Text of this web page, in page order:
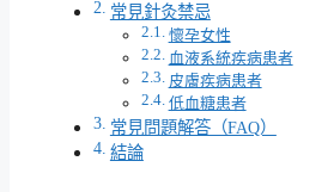
常見針灸禁忌
懷孕女性
血液系統疾病患者
皮膚疾病患者
低血糖患者
常見問題解答（FAQ）
結論